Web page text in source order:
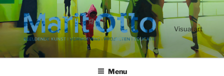
Ga
naar
de
Visual art
Menu